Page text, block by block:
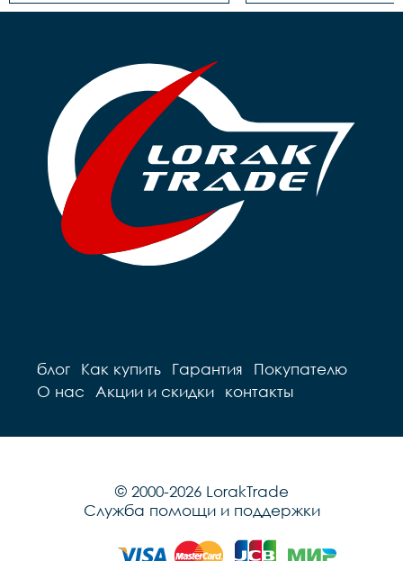
блог Как купить Гарантия
Покупателю
О нас
Акции и скидки контакты
© 2000-2026 LorakTrade
Служба помощи и поддержки